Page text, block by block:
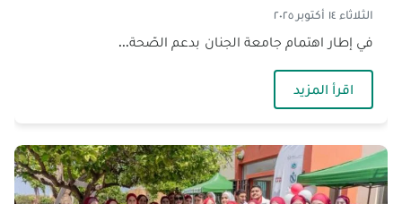
الثلاثاء ١٤ أكتوبر ٢٠٢٥
في إطار اهتمام جامعة الجنان بدعم الصّحة...
اقرأ المزيد— جلسة تدريبيّة في جامعة الجنان لتطوير ذهنيّة